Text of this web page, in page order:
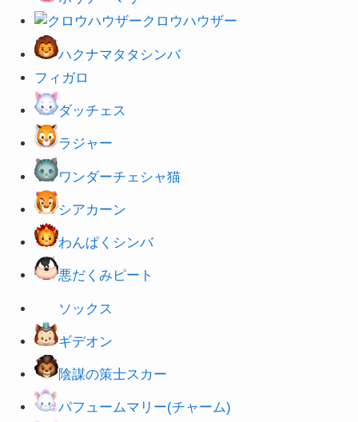
クロウハウザー
ハクナマタタシンバ
フィガロ
ダッチェス
ラジャー
ワンダーチェシャ猫
シアカーン
わんぱくシンバ
悪だくみピート
ソックス
ギデオン
陰謀の策士スカー
パフュームマリー(チャーム)